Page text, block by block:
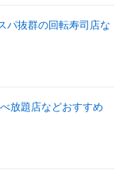
パ抜群の回転寿司店な
放題店などおすすめ